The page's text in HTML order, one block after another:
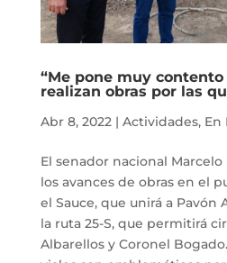
“Me pone muy contento
realizan obras por las
Abr 8, 2022| Actividades, En
El senador nacional
los avances de obras en el
el Sauce, que unirá a Pavón
la ruta 25-S, que permitirá
Albarellos y Coronel